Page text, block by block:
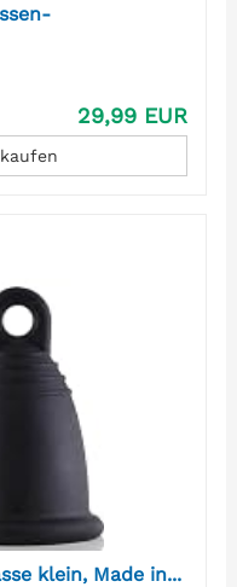
29,99 EUR
klein, Made in...